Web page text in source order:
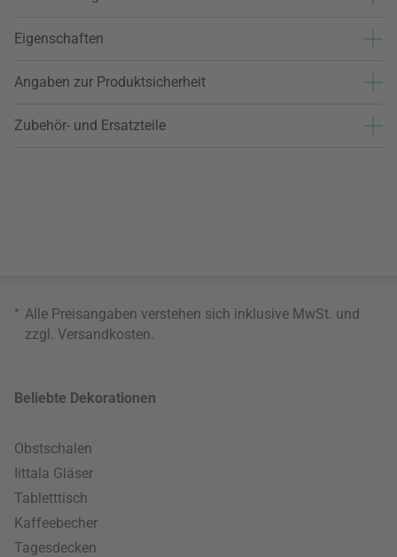
Eigenschaften
Angaben zur Produktsicherheit
Zubehör- und Ersatzteile
* Alle Preisangaben verstehen sich inklusive MwSt. und
zzgl. Versandkosten
Beliebte Dekorationen
Obstschalen
Iittala Gläser
Tabletttisch
Kaffeebecher
Tagesdecken